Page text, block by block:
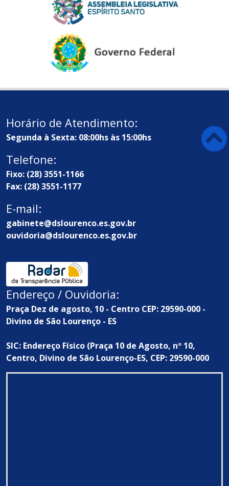
Horário de Atendimento:
Segunda à Sexta: 08:00hs às 15:00hs
Telefone:
Fixo: (28) 3551-1166
Fax: (28) 3551-1177
E-mail:
gabinete@dslourenco.es.gov.br
ouvidoria@dslourenco.es.gov.br
Endereço / Ouvidoria:
Praça Dez de agosto, 10 - Centro CEP: 29590-000 -
Divino de São Lourenço - ES
SIC: Endereço Físico (Praça 10 de Agosto, nº 10,
Centro, Divino de São Lourenço-ES, CEP: 29590-000